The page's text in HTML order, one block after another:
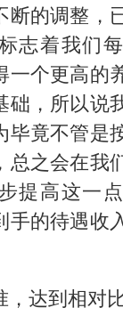
断的调整，
志着我们
一个更高的
础，所以说
毕竟不管是
总之会在我
提高这一
手的待遇收
，达到相对